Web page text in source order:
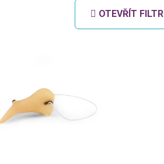
OTEVŘÍT FILTR